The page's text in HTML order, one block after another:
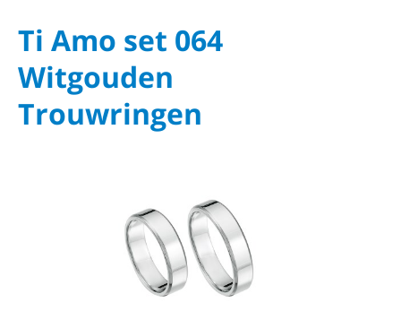
Ti Amo set 064
Witgouden
Trouwringen